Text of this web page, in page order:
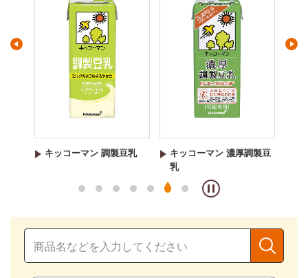
キッコーマン 濃厚調製豆
キッコーマン 低糖質 調製
豆乳